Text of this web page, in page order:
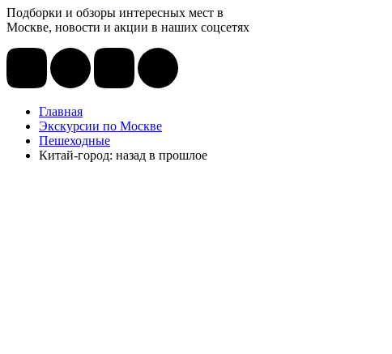
Подборки и обзоры интересных мест в
Москве, новости и акции в наших соцсетях
Главная
Экскурсии по Москве
Пешеходные
Китай-город: назад в прошлое